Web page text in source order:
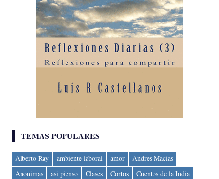
TEMAS POPULARES
Alberto Ray ambiente laboral amor
Andres Macias
Anonimas
asi pienso Clases Cortos
Cuentos de la India